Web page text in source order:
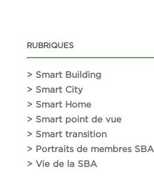
RUBRIQUES
> Smart Building
> Smart City
> Smart Home
> Smart point de vue
> Smart transition
> Portraits de membres SBA
> Vie de la SBA